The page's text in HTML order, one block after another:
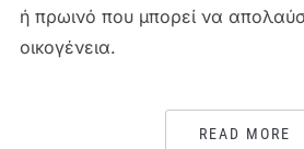
ή πρωινό που μπορεί να
οικογένεια.
READ MORE